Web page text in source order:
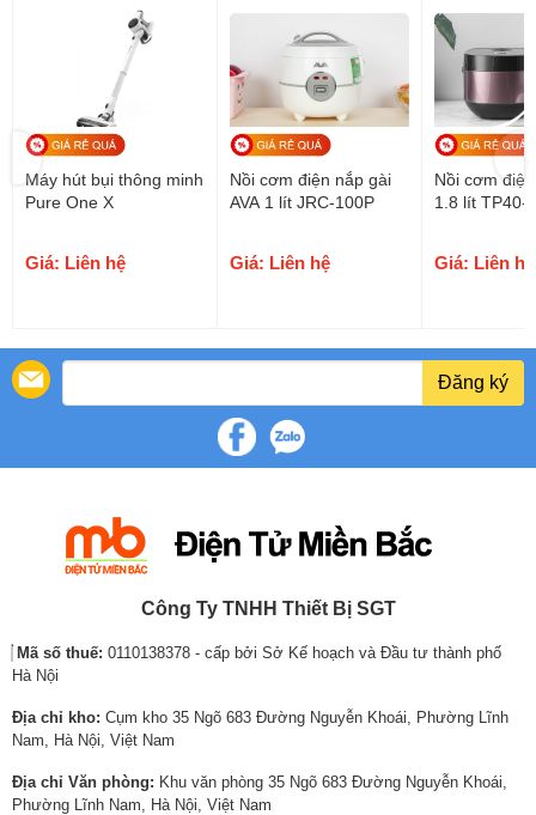
Nấu cơm nhanh chín chỉ sau 25 – 30 phút, tiết kiệm điện hiệu quả.
Xem thêm: Ưu điểm công nghệ nấu 1D của nồi cơm điện.
Chiều dài dây điện: 131 cm
Dây điện: Có thể tháo rời khỏi nồi
Kích thước, khối lượng: Ngang 28 cm – Cao 29 cm – Sâu 25.6
cm – Nặng 2.4 kg
Hãng: Toshiba.
Xem thông tin hãng
Máy hút bụi thông minh
Pure One X
Giá: Liên hệ
Nồi cơm điện nắp gài
AVA 1 lít JRC-100P
Giá: Liên hệ
Nồi cơm
1.8 lít TP40-
Giá: Liên hệ
Đăng ký
Công Ty TNHH Thiết Bị SGT
Mã số thuế: 0110138378 - cấp bởi Sở Kế hoạch và Đầu tư thành phố
Hà Nội
Địa chỉ kho: Cụm kho 35 Ngõ 683 Đường Nguyễn Khoái, Phường Lĩnh
Nam, Hà Nội, Việt Nam
Địa chỉ Văn phòng: Khu văn phòng 35 Ngõ 683 Đường Nguyễn Khoái,
Phường Lĩnh Nam, Hà Nội, Việt Nam